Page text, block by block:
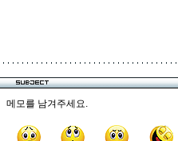
메모를 남겨주세요.